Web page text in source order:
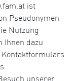
ist
Pseudonymen
Nutzung
Ihnen dazu
unserer